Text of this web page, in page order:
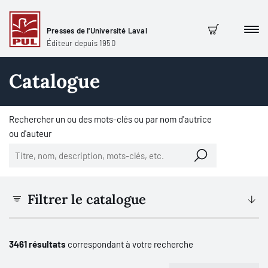
Presses de l'Université Laval
Éditeur depuis 1950
Panier
Catalogue
Rechercher un ou des mots-clés ou par nom d'autrice
ou d'auteur
Filtrer le catalogue
3461 résultats correspondant à votre recherche